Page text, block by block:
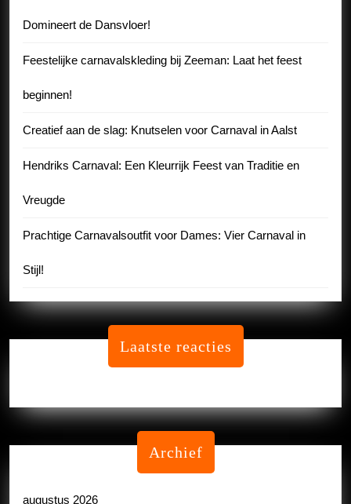
Domineert de Dansvloer!
Feestelijke carnavalskleding bij Zeeman: Laat het feest
beginnen!
Creatief aan de slag: Knutselen voor Carnaval in Aalst
Hendriks Carnaval: Een Kleurrijk Feest van Traditie en
Vreugde
Prachtige Carnavalsoutfit voor Dames: Vier Carnaval in
Stijl!
Laatste reacties
Archief
augustus 2026